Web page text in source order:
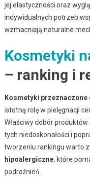
jej elastyczności oraz
indywidualnych potrzeb
wzmacniają naturalne
Kosmetyki
– ranking i
Kosmetyki
istotną rolę w pielęgnacji
Właściwy dobór
tych niedoskonałości i
tworzeniu rankingu warto
hipoalergiczne, które
podrażnień.